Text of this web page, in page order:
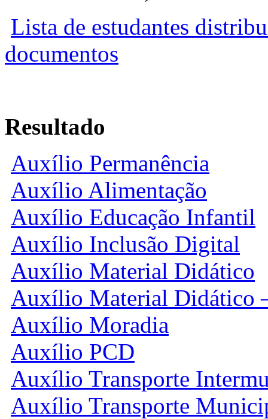
Lista de estudantes
documentos
Resultado
Auxílio Permanência
Auxílio Alimentação
Auxílio Educação Infantil
Auxílio Inclusão Digital
Auxílio Material Didático
Auxílio Material Didático
Auxílio Moradia
Auxílio PCD
Auxílio Transporte
Auxílio Transporte